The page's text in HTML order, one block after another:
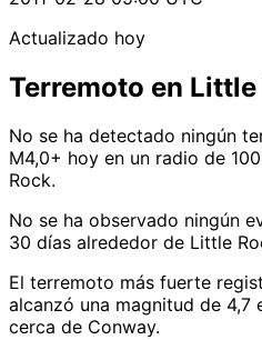
Actualizado hoy
Terremoto en
No se ha detectado ningún
M4,0+ hoy en un radio de
Rock.
No se ha observado ningún
30 días alrededor de Little
El terremoto más fuerte
alcanzó una magnitud de 4,7
cerca de Conway.